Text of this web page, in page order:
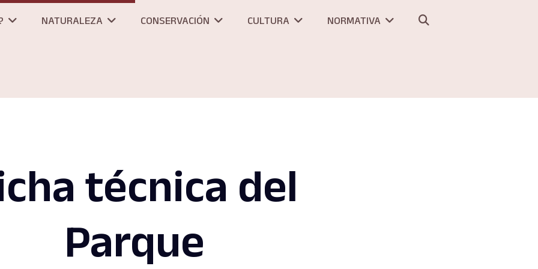
NATURALEZA CONSERVACIÓN CULTURA NORMATIVA
técnica del
Parque